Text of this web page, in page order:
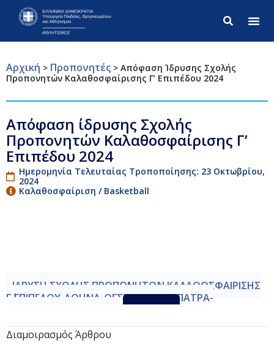
Αρχική > Προπονητές > Απόφαση Ίδρυσης Σχολής
Προπονητών Καλαθοσφαίρισης Γ’ Επιπέδου 2024
Απόφαση ίδρυσης Σχολής
Προπονητών Καλαθοσφαίρισης Γ’
Επιπέδου 2024
Ημερομηνία Τελευταίας Τροποποίησης: 23 Οκτωβρίου,
2024
Καλαθοσφαίριση / Basketball
ΙΔΡΥΣΗ ΣΧΟΛΗΣ ΠΡΟΠΟΝΗΤΩΝ ΚΑΛΑΘΟΣΦΑΙΡΙΣΗΣ
Γ΄ ΕΠΙΠΕΔΟΥ-ΑΘΗΝΑ-ΘΕΣΣΑΛΟΝΙΚΗ-ΠΑΤΡΑ-
Διαμοιρασμός Άρθρου